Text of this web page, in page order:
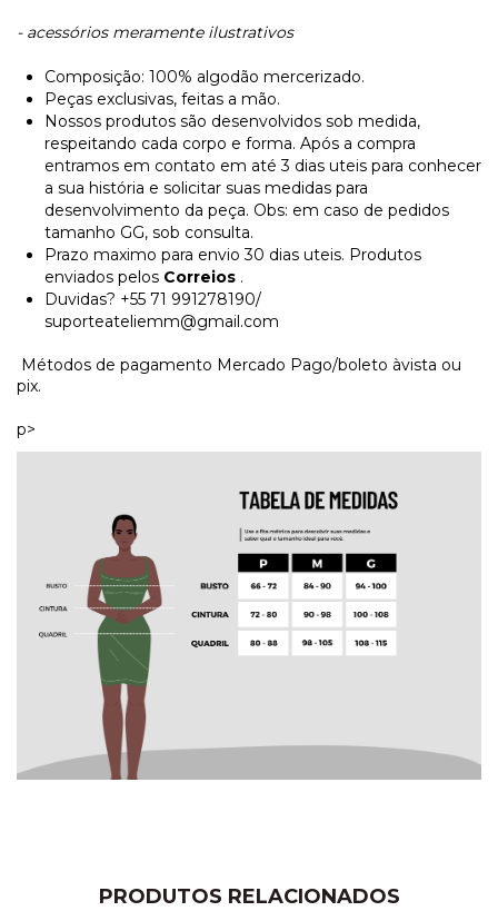
- acessórios meramente ilustrativos
Composição: 100% algodão mercerizado.
Peças exclusivas, feitas a mão.
Nossos produtos são desenvolvidos sob medida,
respeitando cada corpo e forma. Após a compra
entramos em contato em até 3 dias uteis para conhecer
a sua história e solicitar suas medidas para
desenvolvimento da peça. Obs: em caso de pedidos
tamanho GG, sob consulta.
Prazo maximo para envio 30 dias uteis. Produtos
enviados pelos Correios .
Duvidas? +55 71 991278190/
suporteateliemm@gmail.com
Métodos de pagamento Mercado Pago/boleto àvista ou
pix.
p>
PRODUTOS RELACIONADOS